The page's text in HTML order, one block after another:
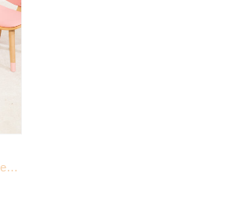
Kayın Kontraplak Çocuk Masası Kelebek Sandalye | EN71 Montessori | Lilikids Shop